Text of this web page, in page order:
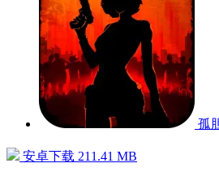
孤
安卓下载 211.41 MB